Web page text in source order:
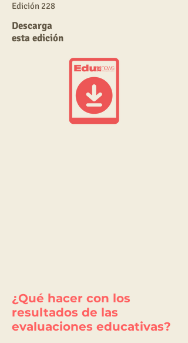
Edición 228
Descarga
esta edición
¿Qué hacer con los
resultados de las
evaluaciones educativas?